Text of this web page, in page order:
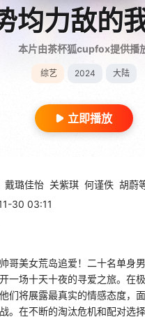
均力敌的
本片由茶杯狐cupfox提供播
综艺 2024 大陆
立即播放
戴璐佳怡 关紫琪 何谨佚 胡蔚
30 03:11
哥美女荒岛追爱！二十名单身
一场十天十夜的寻爱之旅。在
们将展露最真实的情感态度，
。在不断的淘汰危机和配对选